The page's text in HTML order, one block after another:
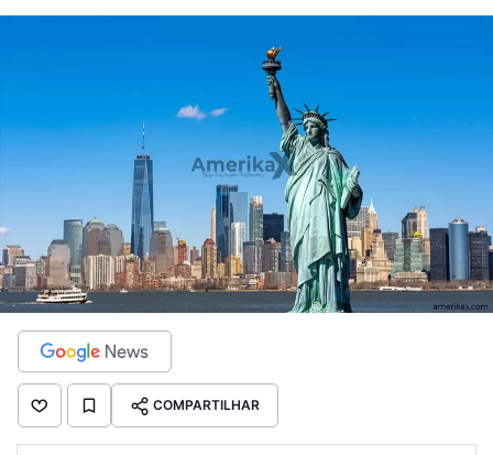
COMPARTILHAR